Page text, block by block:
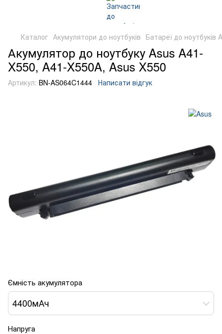
Каталог Акумулятори до ноутбуків Батареї до ноутбуків
Акумулятор до ноутбуку Asus A41-
X550, A41-X550A, Asus X550
Артикул: BN-AS064C1444 Написати відгук
Ємність акумулятора
4400мАч
Напруга